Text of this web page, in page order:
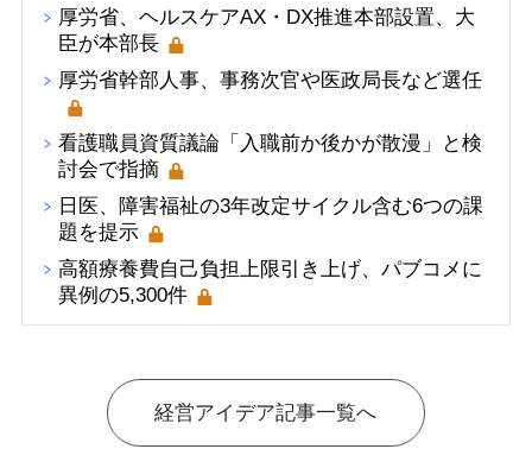
厚労省、ヘルスケアAX・DX推進本部設置、大
臣が本部長
厚労省幹部人事、事務次官や医政局長など選任
看護職員資質議論「入職前か後かが散漫」と検
討会で指摘
日医、障害福祉の3年改定サイクル含む6つの課
題を提示
高額療養費自己負担上限引き上げ、パブコメに
異例の5,300件
経営アイデア記事一覧へ